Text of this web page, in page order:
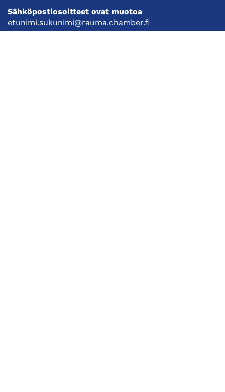
Sähköpostiosoitteet ovat muotoa
etunimi.sukunimi@rauma.chamber.fi